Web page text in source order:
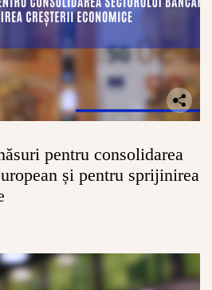
pentru consolidarea
și pentru sprijinirea